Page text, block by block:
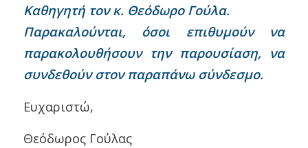
Καθηγητήτον κ. Θεόδωρο Γούλα.
Παρακαλούνται, όσοι επιθυμούν να
παρακολουθήσουν την παρουσίαση, να
συνδεθούν στον παραπάνω σύνδεσμο.
Ευχαριστώ,
Θεόδωρος Γούλας